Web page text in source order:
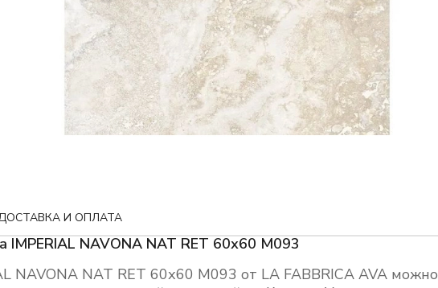
И ОПЛАТА
IMPERIAL NAVONA NAT RET 60х60 M093
NAVONA NAT RET 60х60 M093 от LA FABBRICA AVA можно